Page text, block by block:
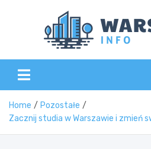
Home
Pozostałe
Zacznij studia w Warszawie i zmień